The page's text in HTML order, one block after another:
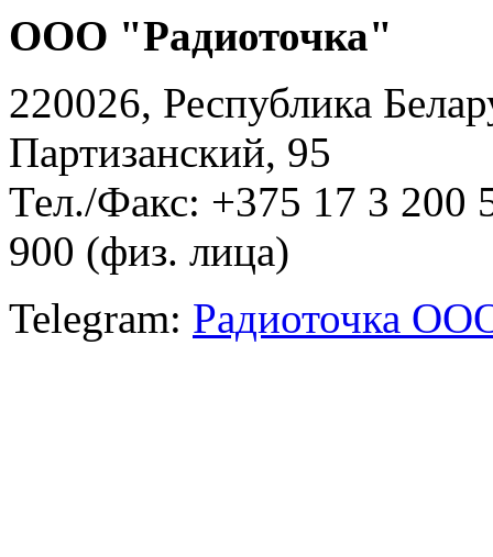
ООО "Радиоточка"
220026, Республика
Партизанский, 95
Тел./Факс: +375 17 3
900 (физ. лица)
Telegram: Радиоточка